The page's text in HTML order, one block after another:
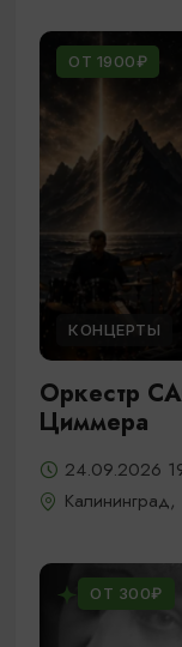
ОТ 1900₽
КОНЦЕРТЫ
Оркестр
Циммера
24.09.2026
ОТ 300₽